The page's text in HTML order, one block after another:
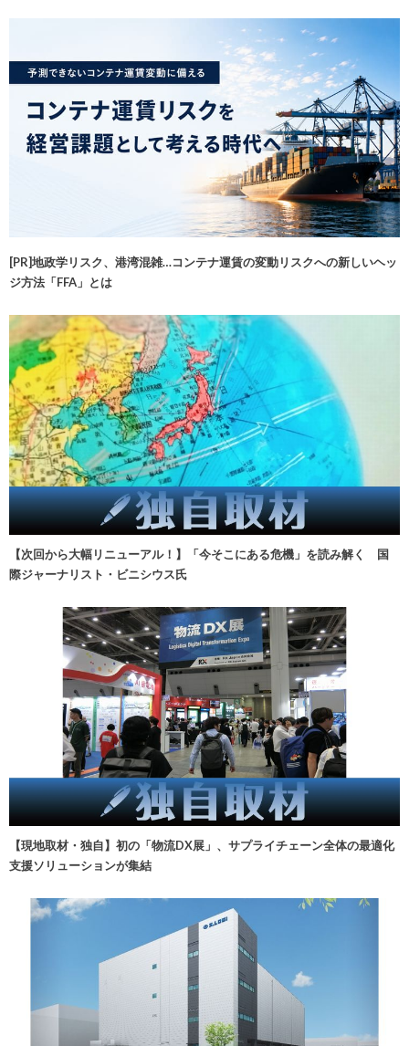
[PR]地政学リスク、港湾混雑…コンテナ運賃の変動リスクへの新しいヘッ
ジ方法「FFA」とは
【次回から大幅リニューアル！】「今そこにある危機」を読み解く 国
際ジャーナリスト・ビニシウス氏
【現地取材・独自】初の「物流DX展」、サプライチェーン全体の最適化
支援ソリューションが集結